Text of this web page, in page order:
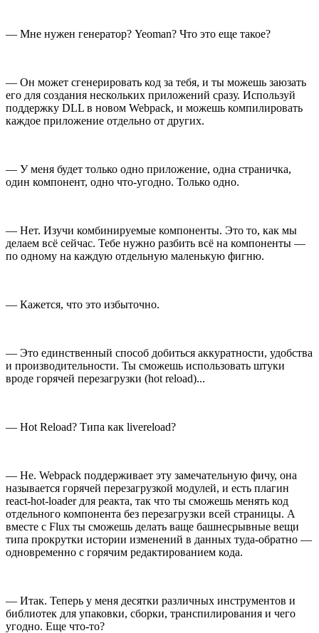
— Мне нужен генератор? Yeoman? Что это еще такое?
— Он может сгенерировать код за тебя, и ты можешь заюзать
его для создания нескольких приложений сразу. Используй
поддержку DLL в новом Webpack, и можешь компилировать
каждое приложение отдельно от других.
— У меня будет только одно приложение, одна страничка,
один компонент, одно что-угодно. Только одно.
— Нет. Изучи комбинируемые компоненты. Это то, как мы
делаем всё сейчас. Тебе нужно разбить всё на компоненты —
по одному на каждую отдельную маленькую фигню.
— Кажется, что это избыточно.
— Это единственный способ добиться аккуратности, удобства
и производительности. Ты сможешь использовать штуки
вроде горячей перезагрузки (hot reload)...
— Hot Reload? Типа как livereload?
— Не. Webpack поддерживает эту замечательную фичу, она
называется горячей перезагрузкой модулей, и есть плагин
react-hot-loader для реакта, так что ты сможешь менять код
отдельного компонента без перезагрузки всей страницы. А
вместе с Flux ты сможешь делать ваще башнесрывные вещи
типа прокрутки истории изменений в данных туда-обратно —
одновременно с горячим редактированием кода.
— Итак. Теперь у меня десятки различных инструментов и
библиотек для упаковки, сборки, транспилирования и чего
угодно. Еще что-то?